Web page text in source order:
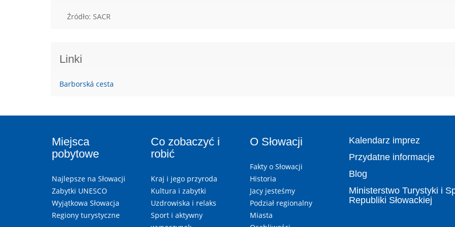
Źródło: SACR
Linki
Barborská cesta
Miejsca
pobytowe
Najlepsze na Słowacji
Zabytki UNESCO
Wyjątkowa Słowacja
Regiony turystyczne
Co zobaczyć i
robić
Kraj i jego przyroda
Kultura i zabytki
Uzdrowiska i relaks
Sport i aktywny
O Słowacji
Fakty o Słowacji
Historia
Jacy jesteśmy
Podział regionalny
Miasta
Kalendarz imprez
Przydatne informacje
Blog
Ministerstwo Turystyki i
Republiki Słowackiej